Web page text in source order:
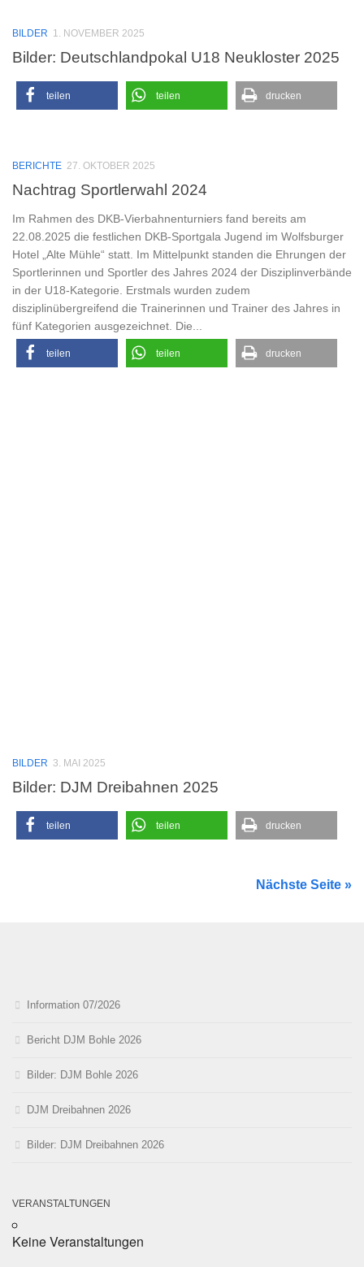
BILDER 1. NOVEMBER 2025
Bilder: Deutschlandpokal U18 Neukloster 2025
teilen teilen drucken
BERICHTE 27. OKTOBER 2025
Nachtrag Sportlerwahl 2024
Im Rahmen des DKB-Vierbahnenturniers fand bereits am
22.08.2025 die festlichen DKB-Sportgala Jugend im Wolfsburger
Hotel „Alte Mühle“ statt. Im Mittelpunkt standen die Ehrungen der
Sportlerinnen und Sportler des Jahres 2024 der Disziplinverbände
in der U18-Kategorie. Erstmals wurden zudem
disziplinübergreifend die Trainerinnen und Trainer des Jahres in
fünf Kategorien ausgezeichnet. Die...
teilen teilen drucken
BILDER 3. MAI 2025
Bilder: DJM Dreibahnen 2025
teilen teilen drucken
Nächste Seite »
Information 07/2026
Bericht DJM Bohle 2026
Bilder: DJM Bohle 2026
DJM Dreibahnen 2026
Bilder: DJM Dreibahnen 2026
VERANSTALTUNGEN
Keine Veranstaltungen